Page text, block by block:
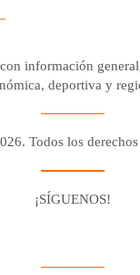
información
deportiva y
Todos los derechos
¡SÍGUENOS!